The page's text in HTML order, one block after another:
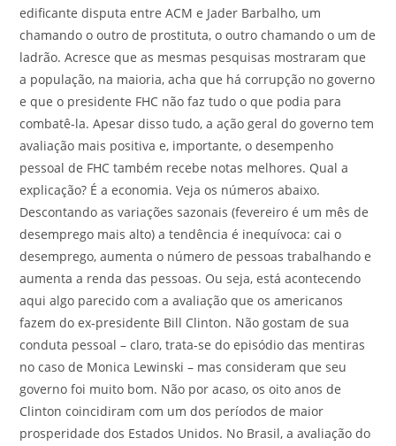
edificante disputa entre ACM e Jader Barbalho, um
chamando o outro de prostituta, o outro chamando o um de
ladrão. Acresce que as mesmas pesquisas mostraram que
a população, na maioria, acha que há corrupção no governo
e que o presidente FHC não faz tudo o que podia para
combatê-la. Apesar disso tudo, a ação geral do governo tem
avaliação mais positiva e, importante, o desempenho
pessoal de FHC também recebe notas melhores. Qual a
explicação? É a economia. Veja os números abaixo.
Descontando as variações sazonais (fevereiro é um mês de
desemprego mais alto) a tendência é inequívoca: cai o
desemprego, aumenta o número de pessoas trabalhando e
aumenta a renda das pessoas. Ou seja, está acontecendo
aqui algo parecido com a avaliação que os americanos
fazem do ex-presidente Bill Clinton. Não gostam de sua
conduta pessoal – claro, trata-se do episódio das mentiras
no caso de Monica Lewinski – mas consideram que seu
governo foi muito bom. Não por acaso, os oito anos de
Clinton coincidiram com um dos períodos de maior
prosperidade dos Estados Unidos. No Brasil, a avaliação do